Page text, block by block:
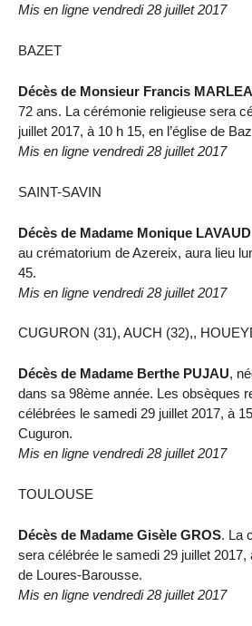
Mis en ligne vendredi 28 juillet 2017
BAZET
Décès de Monsieur Francis
72 ans. La cérémonie religieuse sera
juillet 2017, à 10 h 15, en l’église de
Mis en ligne vendredi 28 juillet 2017
SAINT-SAVIN
Décès de Madame Monique LAVAUD
au crématorium de Azereix, aura lieu
45.
Mis en ligne vendredi 28 juillet 2017
CUGURON (31), AUCH (32),,
Décès de Madame Berthe PUJAU,
dans sa 98ème année. Les obsèques
célébrées le samedi 29 juillet 2017, à
Cuguron.
Mis en ligne vendredi 28 juillet 2017
TOULOUSE
Décès de Madame Gisèle GROS. La
sera célébrée le samedi 29 juillet 2017,
de Loures-Barousse.
Mis en ligne vendredi 28 juillet 2017